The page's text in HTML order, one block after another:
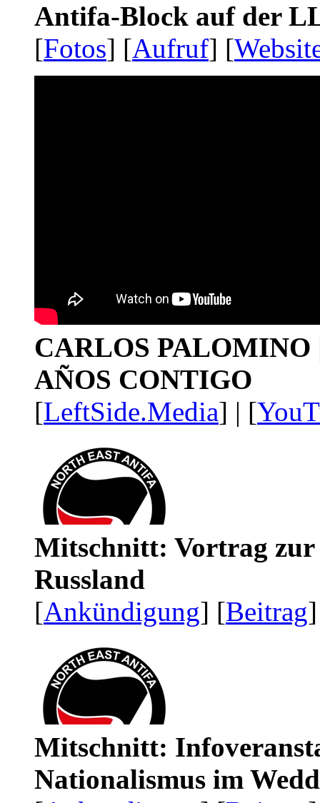
Antifa-Block auf der
[Fotos] [Aufruf] [
CARLOS PALOMINO
AÑOS CONTIGO
[LeftSide.Media] | [
Mitschnitt: Vortrag zur
Russland
[Ankündigung] [Beitrag
Mitschnitt:
Nationalismus im